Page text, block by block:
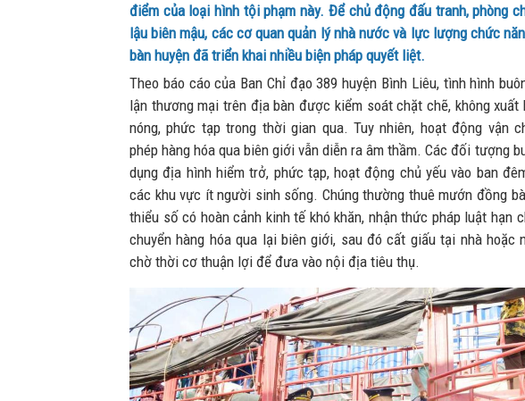
điểm của loại hình tội phạm này. Để chủ động đấu tranh, phòng
lậu biên mậu, các cơ quan quản lý nhà nước và lực lượng chức
bàn huyện đã triển khai nhiều biện pháp quyết liệt.
Theo báo cáo của Ban Chỉ đạo 389 huyện Bình Liêu, tình hình
lận thương mại trên địa bàn được kiểm soát chặt chẽ, không xuất
nóng, phức tạp trong thời gian qua. Tuy nhiên, hoạt động vận
phép hàng hóa qua biên giới vẫn diễn ra âm thầm. Các đối tượng
dụng địa hình hiểm trở, phức tạp, hoạt động chủ yếu vào ban
các khu vực ít người sinh sống. Chúng thường thuê mướn đồng
thiểu số có hoàn cảnh kinh tế khó khăn, nhận thức pháp luật hạn
chuyển hàng hóa qua lại biên giới, sau đó cất giấu tại nhà hoặc
chờ thời cơ thuận lợi để đưa vào nội địa tiêu thụ.